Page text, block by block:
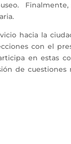
hacia la
con el
en estas
de